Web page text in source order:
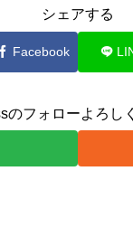
シェアする
Facebook
のフォローよろし